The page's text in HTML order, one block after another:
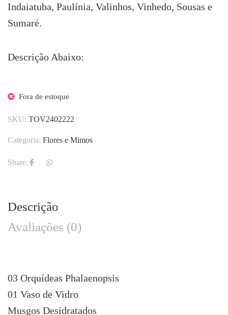
Indaiatuba, Paulínia, Valinhos, Vinhedo, Sousas e
Sumaré.
Descrição Abaixo:
Fora de estoque
SKU: TOV2402222
Categoria: Flores e Mimos
Share:
Descrição
Avaliações (0)
03 Orquídeas Phalaenopsis
01 Vaso de Vidro
Musgos Desidratados